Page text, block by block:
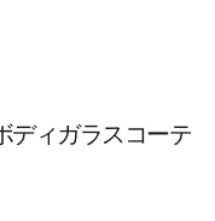
ィガラスコーテ